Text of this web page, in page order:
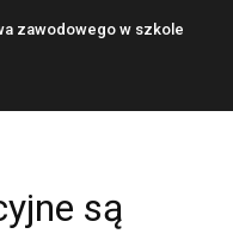
zawodowego w szkole
są